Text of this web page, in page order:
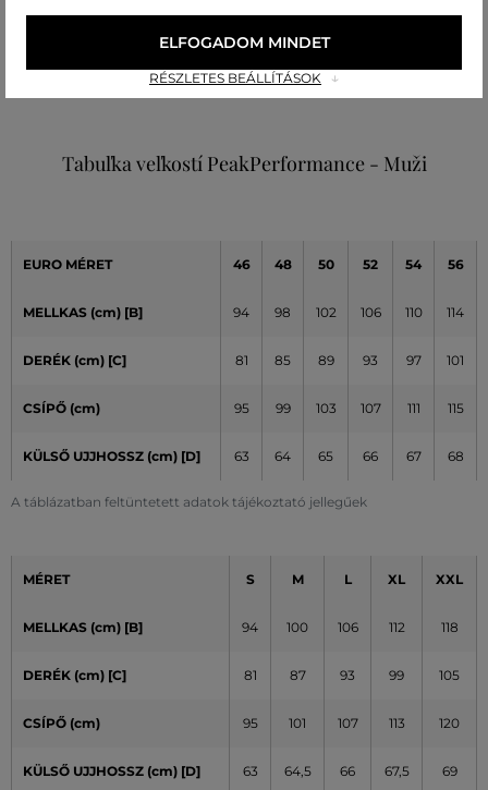
szokásosan viselt mérettel
Tabuľka veľkostí PeakPerformance - Muži
A táblázatban feltüntetett adatok tájékoztató jellegűek
EURO MÉRET 46 48 50 52 54 56
MELLKAS (cm) [B] 94 98 102 106 110 114
DERÉK (cm) [C] 81 85 89 93 97 101
CSÍPŐ (cm) 95 99 103 107 111 115
KÜLSŐ UJJHOSSZ (cm) [D] 63 64 65 66 67 68
MÉRET S M L XL XXL
MELLKAS (cm) [B] 94 100 106 112 118
DERÉK (cm) [C] 81 87 93 99 105
CSÍPŐ (cm) 95 101 107 113 120
KÜLSŐ UJJHOSSZ (cm) [D] 63 64,5 66 67,5 69
RÉSZLETES BEÁLLÍTÁSOK
ELFOGADOM MINDET